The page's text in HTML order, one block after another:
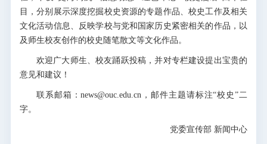
目，分别展示深度挖掘校史资源的专题作品、校史工作及相关
文化活动信息、反映学校与党和国家历史紧密相关的作品，以
及师生校友创作的校史随笔散文等文化作品。
欢迎广大师生、校友踊跃投稿，并对专栏建设提出宝贵的
意见和建议！
联系邮箱：news@ouc.edu.cn，邮件主题请标注“校史”二
字。
党委宣传部 新闻中心